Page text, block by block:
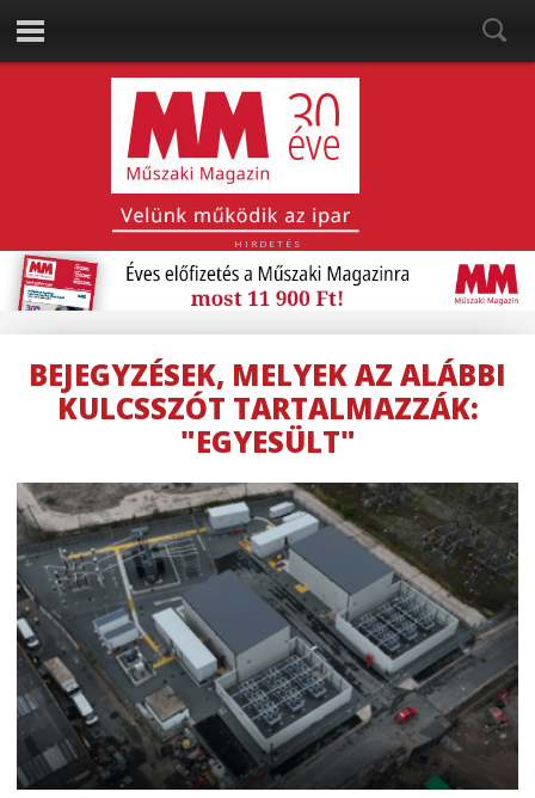
HIRDETÉS
BEJEGYZÉSEK, MELYEK AZ ALÁBBI
KULCSSZÓT TARTALMAZZÁK:
"EGYESÜLT"